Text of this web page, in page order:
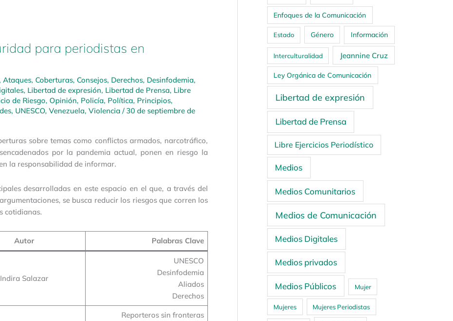
para periodistas en
, Ataques, Coberturas, Consejos, Derechos, Desinfodemia,
, Libertad de expresión, Libertad de Prensa, Libre
de Riesgo, Opinión, Policía, Política, Principios,
, UNESCO, Venezuela, Violencia /30 de septiembre de
sobre temas como conflictos armados, narcotráfico,
por la pandemia actual, ponen en riesgo la
la responsabilidad de informar.
desarrolladas en este espacio en el que, a través del
se busca reducir los riesgos que corren los
cotidianas.
Autor Palabras Clave
Indira Salazar
UNESCO
Desinfodemia
Aliados
Derechos
Reporteros sin fronteras
Enfoques de la Comunicación
Estado Género Información
Interculturalidad Jeannine Cruz
Ley Orgánica de Comunicación
Libertad de expresión
Libertad de Prensa
Libre Ejercicios Periodístico
Medios
Medios Comunitarios
Medios de Comunicación
Medios Digitales
Medios privados
Medios Públicos Mujer
Mujeres Mujeres Periodistas